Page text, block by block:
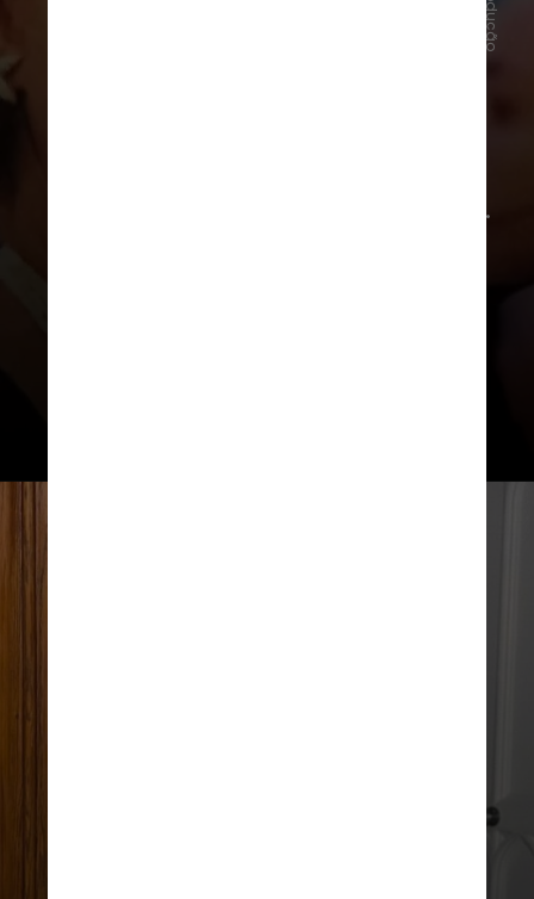
Mariah, que é tão próxima do público.